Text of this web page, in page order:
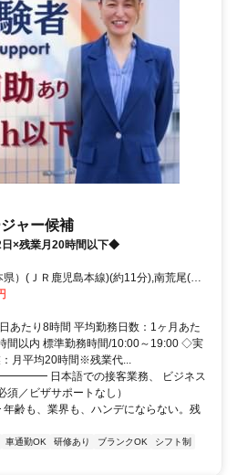
ャー候補
×残業月20時間以下◆
）(ＪＲ鹿児島本線)(約11分),南荒尾(Ｊ
(ＪＲ鹿児島本線)東口(約49分)
あたり8時間 平均勤務日数：1ヶ月あた
間以内 標準勤務時間/10:00～19:00 ◇実
月平均20時間※残業代...
日本語での接客業務、 ビジネス
／ビザサポートなし）
業界も、ハンデにならない。残
車通勤OK 研修あり ブランクOK
シフト制